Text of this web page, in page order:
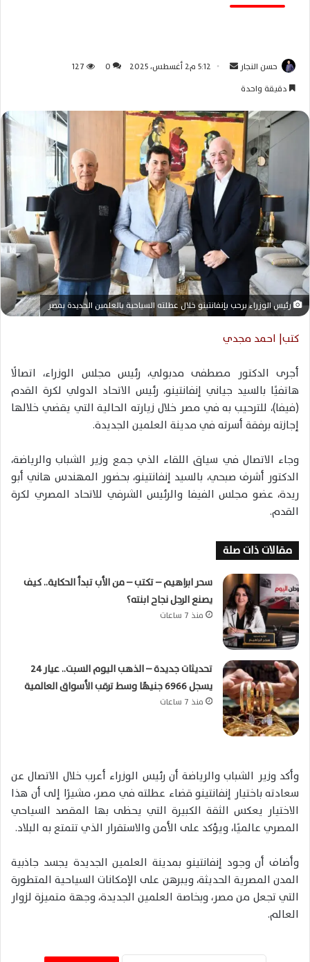
حسن النجار
ل
ر
ي
د
و
ن
5:12 م2 أغسطس، 2025 0
127
دقيقة واحدة
رئيس الوزراء يرحب بإنفانتينو خلال عطلته السياحية بالعلمين الجديدة بمصر
كتب| احمد مجدي
أجرى الدكتور مصطفى مدبولي، رئيس مجلس الوزراء، اتصالًا
هاتفيًا بالسيد جياني إنفانتينو، رئيس الاتحاد الدولي لكرة القدم
(فيفا)، للترحيب به في مصر خلال زيارته الحالية التي يقضي خلالها
إجازته برفقة أسرته في مدينة العلمين الجديدة.
وجاء الاتصال في سياق اللقاء الذي جمع وزير الشباب والرياضة،
الدكتور أشرف صبحي، بالسيد إنفانتينو، بحضور المهندس هاني أبو
ريدة، عضو مجلس الفيفا والرئيس الشرفي للاتحاد المصري لكرة
القدم.
مقالات ذات صلة
سحر ابراهيم – تكتب – من الأب تبدأ الحكاية.. كيف
يصنع الرجل نجاح ابنته؟
منذ 7 ساعات
تحديثات جديدة – الذهب اليوم السبت.. عيار 24
يسجل 6966 جنيهًا وسط ترقب الأسواق العالمية
منذ 7 ساعات
وأكد وزير الشباب والرياضة أن رئيس الوزراء أعرب خلال الاتصال عن
سعادته باختيار إنفانتينو قضاء عطلته في مصر، مشيرًا إلى أن هذا
الاختيار يعكس الثقة الكبيرة التي يحظى بها المقصد السياحي
المصري عالميًا، ويؤكد على الأمن والاستقرار الذي تتمتع به البلاد.
وأضاف أن وجود إنفانتينو بمدينة العلمين الجديدة يجسد جاذبية
المدن المصرية الحديثة، ويبرهن على الإمكانات السياحية المتطورة
التي تجعل من مصر، وبخاصة العلمين الجديدة، وجهة متميزة لزوار
العالم.